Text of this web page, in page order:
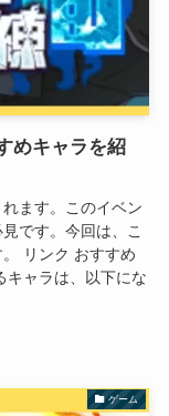
めキャラを紹
ます。このイベン
です。今回は、こ
リンク おすすめ
キャラは、以下にな
ゲーム